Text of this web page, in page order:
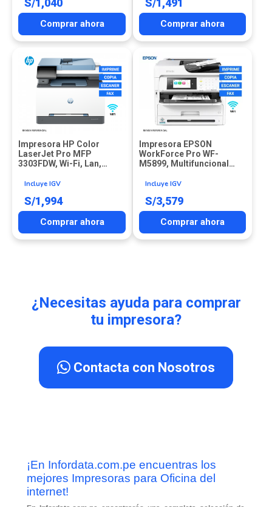
S/1,040
Comprar ahora
S/1,491
Comprar ahora
Impresora HP Color
LaserJet Pro MFP
3303FDW, Wi-Fi, Lan,
Incluye IGV
S/1,994
Comprar ahora
Impresora EPSON
WorkForce Pro WF-
M5899, Multifuncional
LAN, Wi-Fi
Incluye IGV
S/3,579
Comprar ahora
¿Necesitas ayuda para comprar
tu impresora?
Contacta con Nosotros
¡En Infordata.com.pe encuentras los
mejores Impresoras para Oficina del
internet!